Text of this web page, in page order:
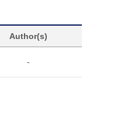
Author(s)
-